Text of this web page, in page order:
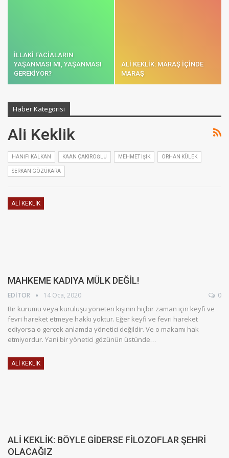
İLLAKİ FACİALARIN
YAŞANMASI MI, YAŞANMASI
GEREKİYOR?
ALİ KEKLİK: MARAŞ İÇİNDE
MARAŞ
Haber Kategorisi
Ali Keklik
HANIFI KALKAN KAAN ÇAKIROĞLU MEHMET IŞIK ORHAN KÜLEK
SERKAN GÖZÜKARA
ALI KEKLIK
MAHKEME KADIYA MÜLK DEĞİL!
EDITOR 14 Oca, 2020 0
Bir kurumu veya kuruluşu yöneten kişinin hiçbir zaman için keyfi ve
fevri hareket etmeye hakkı yoktur. Eğer keyfi ve fevri hareket
ediyorsa o gerçek anlamda yönetici değildir. Ve o makamı hak
etmiyordur. Yani bir yönetici gözünün üstünde…
ALI KEKLIK
ALİ KEKLİK: BÖYLE GİDERSE FİLOZOFLAR ŞEHRİ
OLACAĞIZ